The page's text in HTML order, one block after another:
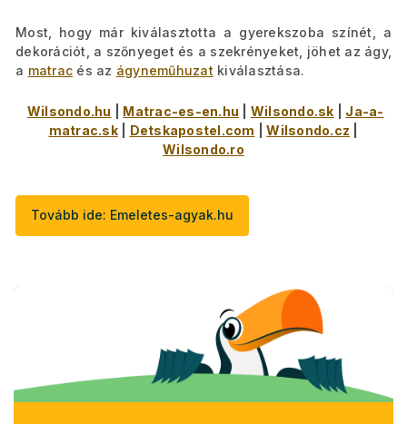
Most, hogy már kiválasztotta a gyerekszoba színét, a
dekorációt, a szőnyeget és a szekrényeket, jöhet az ágy,
a matrac és az ágyneműhuzat kiválasztása.
Wilsondo.hu Matrac-es-en.hu Wilsondo.sk
Ja-a-
matrac.sk| Detskapostel.com |Wilsondo.cz
Wilsondo.ro
Tovább ide: Emeletes-agyak.hu